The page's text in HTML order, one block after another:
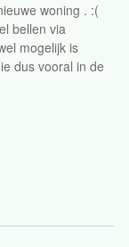
woning . :(
bellen via
mogelijk is
dus vooral in de